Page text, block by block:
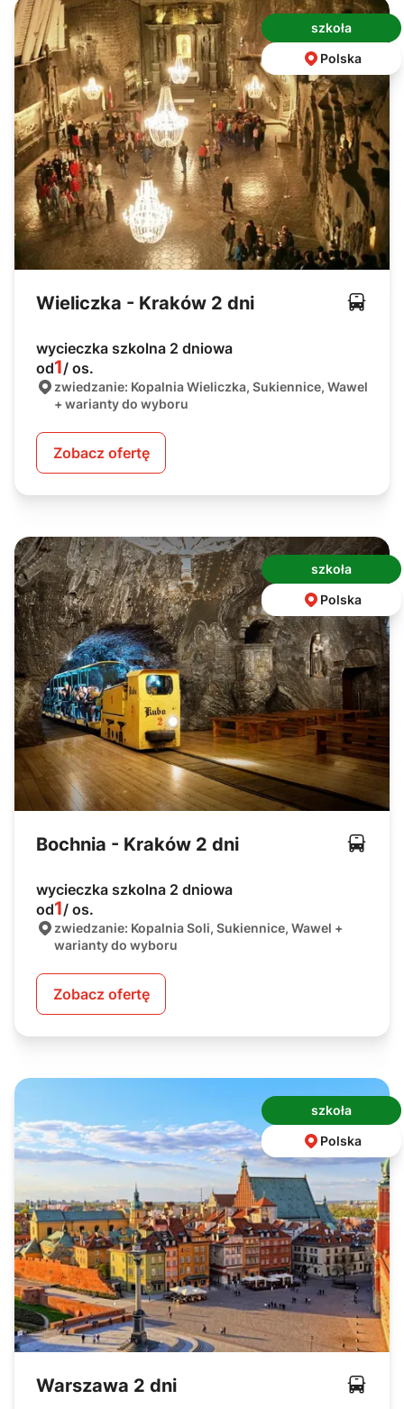
szkoła
Polska
Wieliczka - Kraków 2 dni
wycieczka szkolna 2 dniowa
od1/ os.
zwiedzanie: Kopalnia Wieliczka, Sukiennice, Wawel
+ warianty do wyboru
Zobacz ofertę
szkoła
Polska
Bochnia - Kraków 2 dni
wycieczka szkolna 2 dniowa
od1/ os.
zwiedzanie: Kopalnia Soli, Sukiennice, Wawel +
warianty do wyboru
Zobacz ofertę
szkoła
Polska
Warszawa 2 dni